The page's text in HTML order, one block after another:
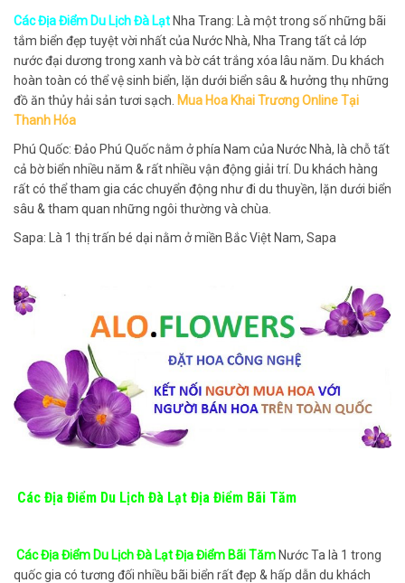
Các Địa Điểm Du Lịch Đà LạtNha Trang: Là một trong số những bãi
tắm biển đẹp tuyệt vời nhất của Nước Nhà, Nha Trang tất cả lớp
nước đại dương trong xanh và bờ cát trắng xóa lâu năm. Du khách
hoàn toàn có thể vệ sinh biển, lặn dưới biển sâu & hưởng thụ những
đồ ăn thủy hải sản tươi sạch. Mua Hoa Khai Trương Online Tại
Thanh Hóa
Phú Quốc: Đảo Phú Quốc nằm ở phía Nam của Nước Nhà, là chỗ tất
cả bờ biển nhiều năm & rất nhiều vận động giải trí. Du khách hàng
rất có thể tham gia các chuyển động như đi du thuyền, lặn dưới biển
sâu & tham quan những ngôi thường và chùa.
Sapa: Là 1 thị trấn bé dại nằm ở miền Bắc Việt Nam, Sapa
Các Địa Điểm Du Lịch Đà Lạt Địa Điểm Bãi Tăm
Các Địa Điểm Du Lịch Đà Lạt Địa Điểm Bãi Tăm Nước Ta là 1 trong
quốc gia có tương đối nhiều bãi biển rất đẹp & hấp dẫn du khách